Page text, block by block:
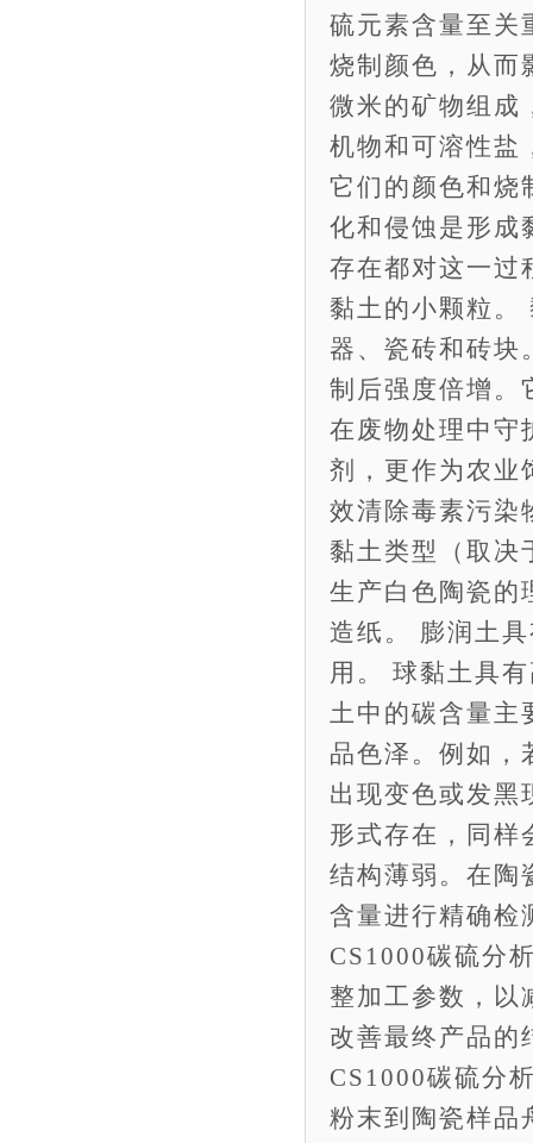
硫元素含量至关
烧制颜色，从而
微米的矿物组成
机物和可溶性盐
它们的颜色和烧
化和侵蚀是形成
存在都对这一过
黏土的小颗粒。
器、瓷砖和砖块
制后强度倍增
在废物处理中守
剂，更作为农业
效清除毒素污染
黏土类型（取决
生产白色陶瓷的
造纸。 膨润土
用。 球黏土具
土中的碳含量主
品色泽。例如，
出现变色或发黑
形式存在，同样
结构薄弱。在陶
含量进行精确
CS1000碳硫分
整加工参数，以
改善最终产品
CS1000碳硫分
粉末到陶瓷样品